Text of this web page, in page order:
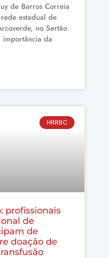
de Barros Correia
estadual de
no Sertão
da
HRRBC
profissionais
de
de
doação de